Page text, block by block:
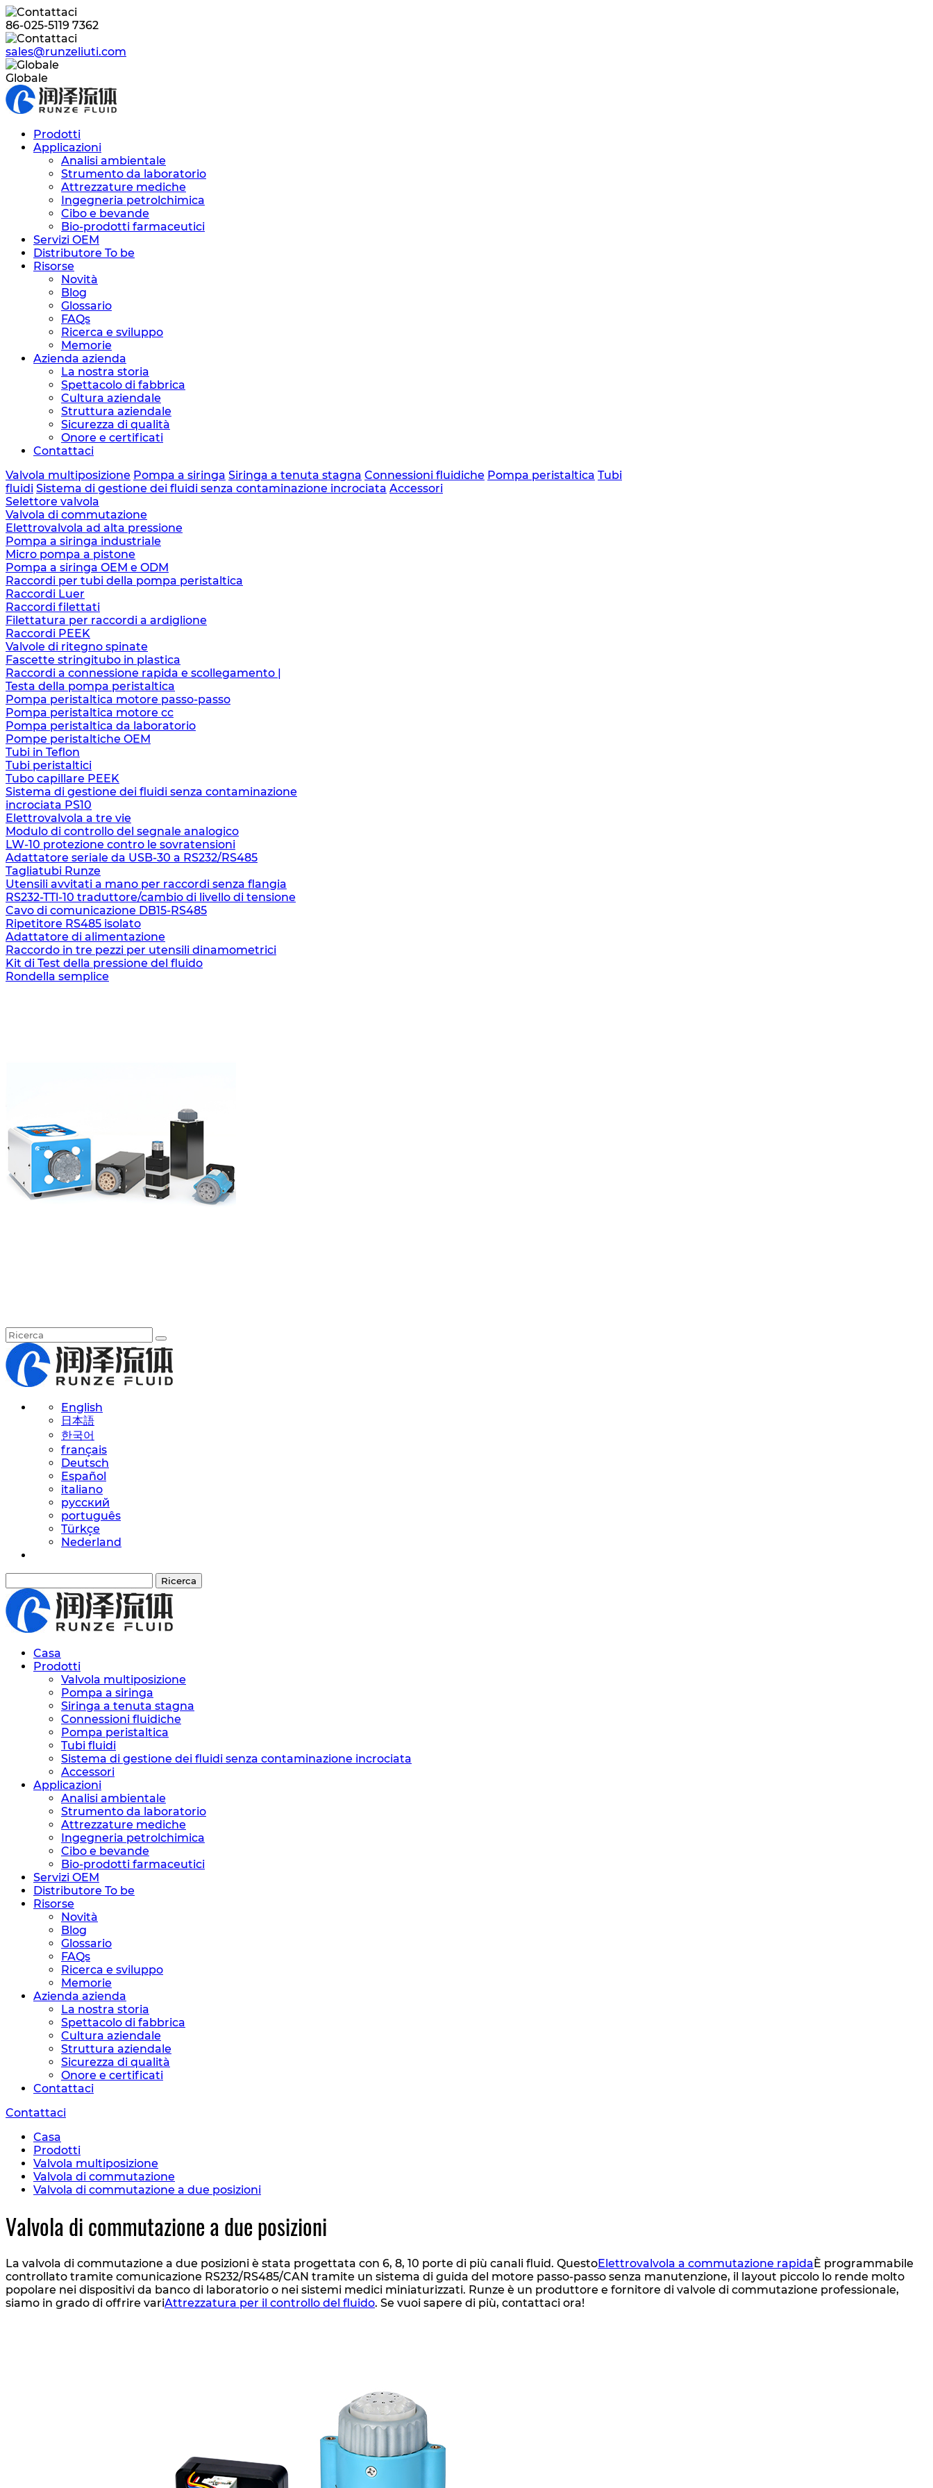
86-025-5119 7362
sales@runzeliuti.com
Globale
Prodotti
Applicazioni
Analisi ambientale
Strumento da laboratorio
Attrezzature mediche
Ingegneria petrolchimica
Cibo e bevande
Bio-prodotti farmaceutici
Servizi OEM
Distributore To be
Risorse
Novità
Blog
Glossario
FAQs
Ricerca e sviluppo
Memorie
Azienda azienda
La nostra storia
Spettacolo di fabbrica
Cultura aziendale
Struttura aziendale
Sicurezza di qualità
Onore e certificati
Contattaci
Valvola multiposizione Pompa a siringa Siringa a tenuta stagna Connessioni fluidiche Pompa peristaltica Tubi
fluidi Sistema di gestione dei fluidi senza contaminazione incrociata Accessori
Selettore valvola
Valvola di commutazione
Elettrovalvola ad alta pressione
Pompa a siringa industriale
Micro pompa a pistone
Pompa a siringa OEM e ODM
Raccordi per tubi della pompa peristaltica
Raccordi Luer
Raccordi filettati
Filettatura per raccordi a ardiglione
Raccordi PEEK
Valvole di ritegno spinate
Fascette stringitubo in plastica
Raccordi a connessione rapida e scollegamento |
Testa della pompa peristaltica
Pompa peristaltica motore passo-passo
Pompa peristaltica motore cc
Pompa peristaltica da laboratorio
Pompe peristaltiche OEM
Tubi in Teflon
Tubi peristaltici
Tubo capillare PEEK
Sistema di gestione dei fluidi senza contaminazione
incrociata PS10
Elettrovalvola a tre vie
Modulo di controllo del segnale analogico
LW-10 protezione contro le sovratensioni
Adattatore seriale da USB-30 a RS232/RS485
Tagliatubi Runze
Utensili avvitati a mano per raccordi senza flangia
RS232-TTl-10 traduttore/cambio di livello di tensione
Cavo di comunicazione DB15-RS485
Ripetitore RS485 isolato
Adattatore di alimentazione
Raccordo in tre pezzi per utensili dinamometrici
Kit di Test della pressione del fluido
Rondella semplice
English
日本語
한국어
français
Deutsch
Español
italiano
русский
português
Türkçe
Nederland
Ricerca
Casa
Prodotti
Valvola multiposizione
Pompa a siringa
Siringa a tenuta stagna
Connessioni fluidiche
Pompa peristaltica
Tubi fluidi
Sistema di gestione dei fluidi senza contaminazione incrociata
Accessori
Applicazioni
Analisi ambientale
Strumento da laboratorio
Attrezzature mediche
Ingegneria petrolchimica
Cibo e bevande
Bio-prodotti farmaceutici
Servizi OEM
Distributore To be
Risorse
Novità
Blog
Glossario
FAQs
Ricerca e sviluppo
Memorie
Azienda azienda
La nostra storia
Spettacolo di fabbrica
Cultura aziendale
Struttura aziendale
Sicurezza di qualità
Onore e certificati
Contattaci
Contattaci
Casa
Prodotti
Valvola multiposizione
Valvola di commutazione
Valvola di commutazione a due posizioni
Valvola di commutazione a due posizioni
La valvola di commutazione a due posizioni è stata progettata con 6, 8, 10 porte di più canali fluid. QuestoElettrovalvola a commutazione rapida È programmabile
controllato tramite comunicazione RS232/RS485/CAN tramite un sistema di guida del motore passo-passo senza manutenzione, il layout piccolo lo rende molto
popolare nei dispositivi da banco di laboratorio o nei sistemi medici miniaturizzati. Runze è un produttore e fornitore di valvole di commutazione professionale,
siamo in grado di offrire variAttrezzatura per il controllo del fluido. Se vuoi sapere di più, contattaci ora!